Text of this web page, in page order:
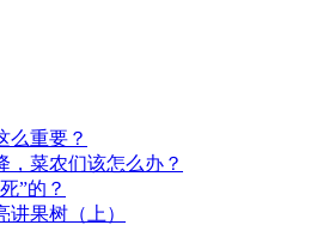
么重要？
，菜农们该怎么办？
”的？
讲果树（上）